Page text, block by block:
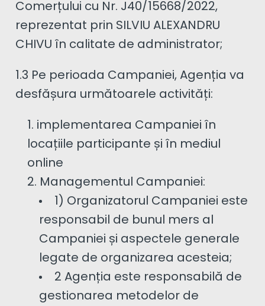
Comerțului cu Nr. J40/15668/2022,
reprezentat prin SILVIU ALEXANDRU
CHIVU în calitate de administrator;
1.3 Pe perioada Campaniei, Agenția va
desfășura următoarele activități:
implementarea Campaniei în
locațiile participante și în mediul
online
Managementul Campaniei:
1) Organizatorul Campaniei este
responsabil de bunul mers al
Campaniei și aspectele generale
legate de organizarea acesteia;
2 Agenția este responsabilă de
gestionarea metodelor de